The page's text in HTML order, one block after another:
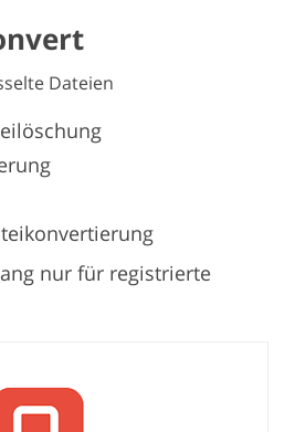
Dateien
nur für registrierte